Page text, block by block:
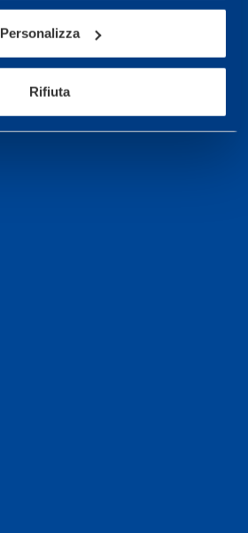
Personalizza
Rifiuta